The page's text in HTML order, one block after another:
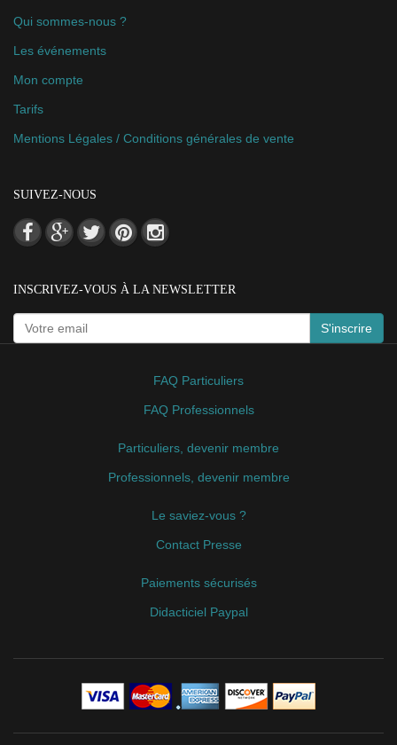
Qui sommes-nous ?
Les événements
Mon compte
Tarifs
Mentions Légales / Conditions générales de vente
SUIVEZ-NOUS
INSCRIVEZ-VOUS À LA NEWSLETTER
S'inscrire
FAQ Particuliers
FAQ Professionnels
Particuliers, devenir membre
Professionnels, devenir membre
Le saviez-vous ?
Contact Presse
Paiements sécurisés
Didacticiel Paypal